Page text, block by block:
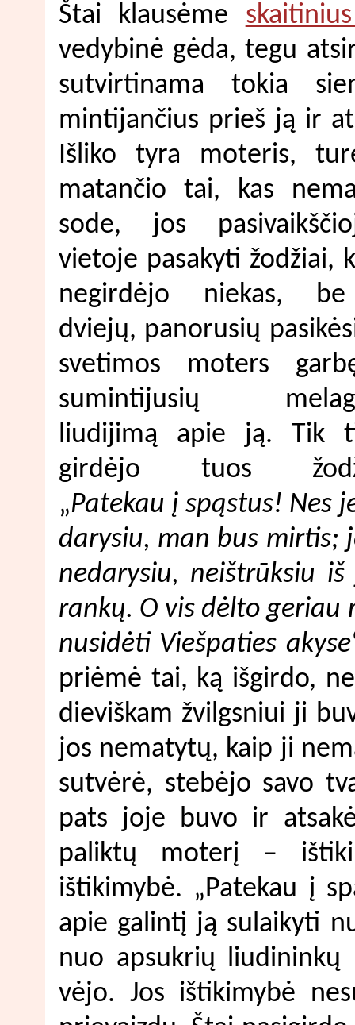
Štai klausėme
vedybinė gėda, tegu
sutvirtinama tokia
mintijančius prieš ją ir
Išliko tyra moteris,
matančio tai, kas
sode, jos
vietoje pasakyti žodžiai,
negirdėjo niekas,
dviejų, panorusių
svetimos moters
sumintijusių
liudijimą apie ją. Tik
girdėjo tuos
„Patekau į spąstus! Nes
darysiu, man bus mirtis;
nedarysiu, neištrūksiu iš
rankų. O vis dėlto geriau
nusidėti Viešpaties akyse
priėmė tai, ką išgirdo,
dieviškam žvilgsniui ji
jos nematytų, kaip ji
sutvėrė, stebėjo savo
pats joje buvo ir
paliktų moterį –
ištikimybė. „Patekau į
apie galintį ją sulaikyti
nuo apsukrių liudininkų
vėjo. Jos ištikimybė